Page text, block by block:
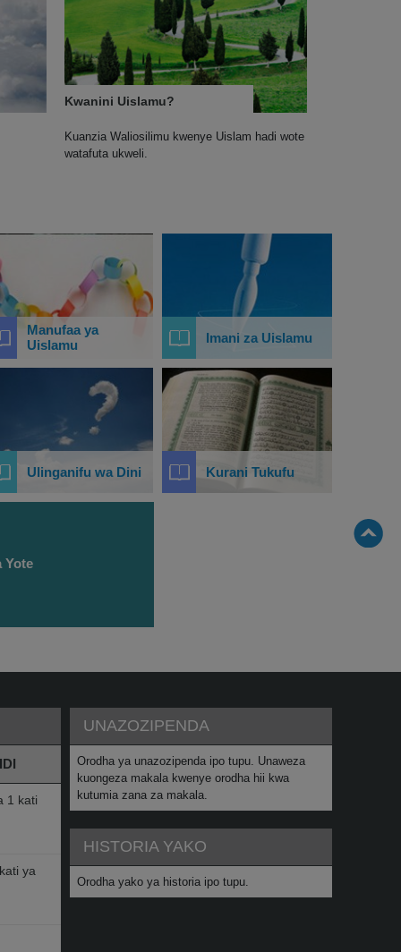
Kwanini Uislamu?
Kuanzia Waliosilimu kwenye Uislam hadi wote
watafuta ukweli.
Manufaa ya
Uislamu
Imani za Uislamu
Ulinganifu wa Dini Kurani Tukufu
Yote
1 kati
ya
UNAZOZIPENDA
Orodha ya unazozipenda ipo tupu. Unaweza
kuongeza makala kwenye orodha hii kwa
kutumia zana za makala.
HISTORIA YAKO
Orodha yako ya historia ipo tupu.